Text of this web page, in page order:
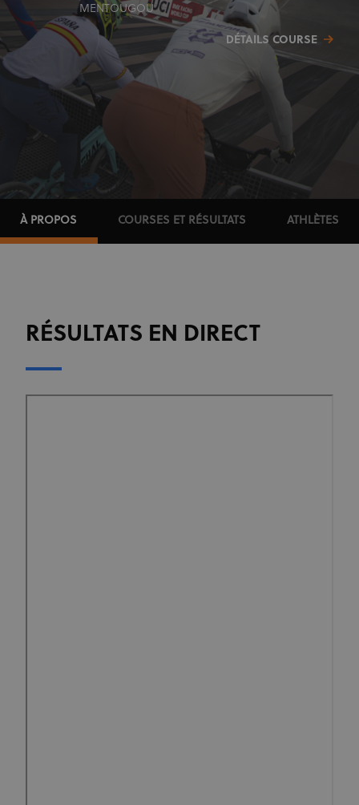
MENTOUGOU
DÉTAILS COURSE
À PROPOS COURSES ET RÉSULTATS ATHLÈTES
RÉSULTATS EN DIRECT